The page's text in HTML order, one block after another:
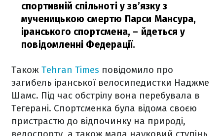
спортивній спільноті у зв’язку з
мученицькою смертю Парси Мансура,
іранського спортсмена, – йдеться у
повідомленні Федерації.
Також Tehran Times повідомило про
загибель іранської велосипедистки Наджме
Шамс. Під час обстрілу вона перебувала в
Тегерані. Спортсменка була відома своєю
пристрастю до відпочинку на природі,